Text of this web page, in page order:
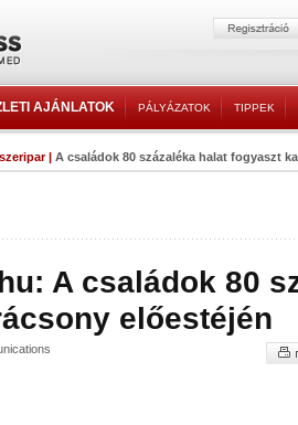
AJÁNLATOK PÁLYÁZATOK TIPPEK
| A családok 80 százaléka halat fogyaszt
A családok 80
előestéjén